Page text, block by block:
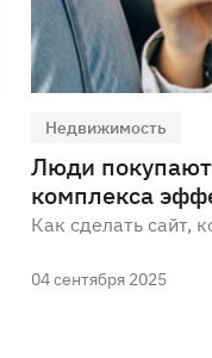
Недвижимость
Люди
комплекса
Как сделать сайт,
04 сентября 2025